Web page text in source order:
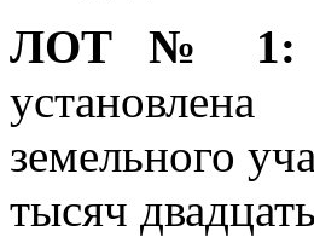
ЛОТ № 1:
земельного
тысяч